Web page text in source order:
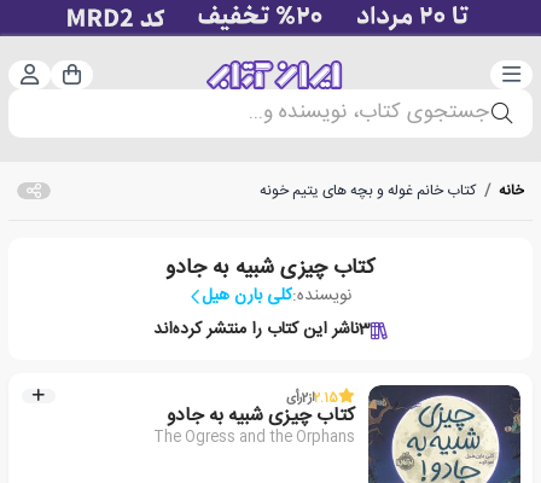
دسته‌بندی سبد
جستجوی کتاب، نویسنده و...
خانه / کتاب خانم غوله و بچه های یتیم خونه
کتاب چیزی شبیه به جادو
نویسنده:کلی بارن هیل
3ناشر این کتاب را منتشر کرده‌اند
2.15از2رأی
کتاب چیزی شبیه به جادو
The Ogress and the Orphans